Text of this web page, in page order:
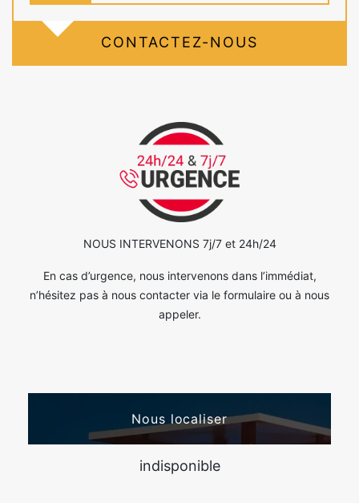
CONTACTEZ-NOUS
NOUS INTERVENONS 7j/7 et 24h/24
En cas d’urgence, nous intervenons dans l’immédiat,
n’hésitez pas à nous contacter via le formulaire ou à nous
appeler.
Nous localiser
indisponible